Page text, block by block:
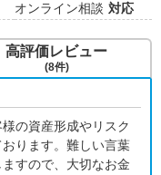
オンライン相談 対応
の資産形成やリスク
ります。難しい言葉
すので、大切なお金
高評価レビュー
(8件)